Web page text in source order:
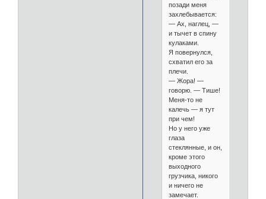
позади меня
захлебывается:
— Ах, наглец, —
и тычет в спину
кулаками.
Я повернулся,
схватил его за
плечи.
— Жора! —
говорю. — Тише!
Меня-то не
калечь — я тут
при чем!
Но у него уже
глаза
стеклянные, и он,
кроме этого
выходного
грузчика, никого
и ничего не
замечает.